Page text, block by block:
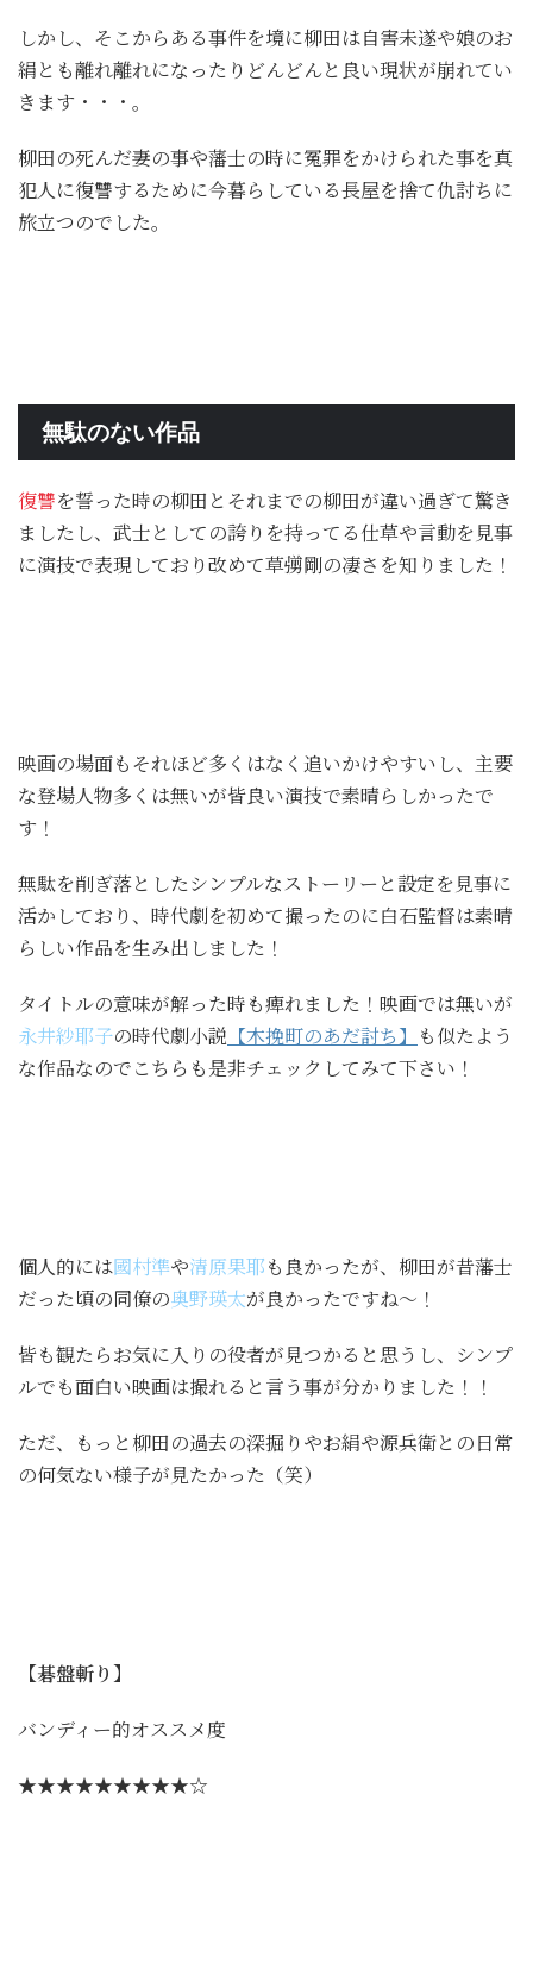
しかし、そこからある事件を境に柳田は自害未遂や娘のお
絹とも離れ離れになったりどんどんと良い現状が崩れてい
きます・・・。
柳田の死んだ妻の事や藩士の時に冤罪をかけられた事を真
犯人に復讐するために今暮らしている長屋を捨て仇討ちに
旅立つのでした。
無駄のない作品
復讐を誓った時の柳田とそれまでの柳田が違い過ぎて驚き
ましたし、武士としての誇りを持ってる仕草や言動を見事
に演技で表現しており改めて草彅剛の凄さを知りました！
映画の場面もそれほど多くはなく追いかけやすいし、主要
な登場人物多くは無いが皆良い演技で素晴らしかったで
す！
無駄を削ぎ落としたシンプルなストーリーと設定を見事に
活かしており、時代劇を初めて撮ったのに白石監督は素晴
らしい作品を生み出しました！
タイトルの意味が解った時も痺れました！映画では無いが
永井紗耶子の時代劇小説 【木挽町のあだ討ち】 も似たよう
な作品なのでこちらも是非チェックしてみて下さい！
個人的には國村準や清原果耶も良かったが、柳田が昔藩士
だった頃の同僚の奥野瑛太が良かったですね～！
皆も観たらお気に入りの役者が見つかると思うし、シンプ
ルでも面白い映画は撮れると言う事が分かりました！！
ただ、もっと柳田の過去の深掘りやお絹や源兵衛との日常
の何気ない様子が見たかった（笑）
【碁盤斬り】
バンディー的オススメ度
★★★★★★★★★☆